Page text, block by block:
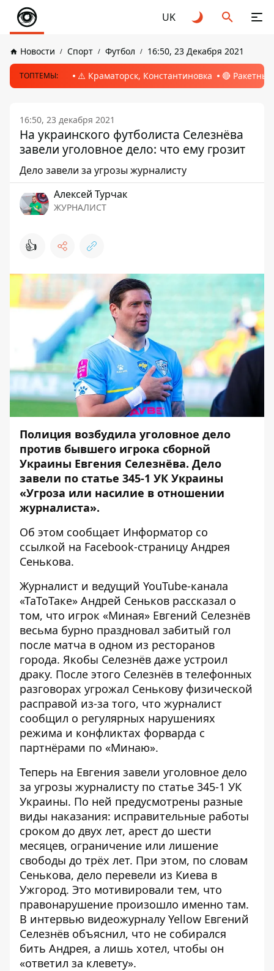
UK
Новости Спорт Футбол 16:50, 23 Декабря 2021
ТОПТЕМЫ: ⚠️ Краматорск, Константиновка 🔴
16:50, 23 декабря 2021
На украинского футболиста Селезнёва
завели уголовное дело: что ему грозит
Дело завели за угрозы журналисту
Алексей Турчак
ЖУРНАЛИСТ
👍
Полиция возбудила уголовное дело
против бывшего игрока сборной
Украины Евгения Селезнёва. Дело
завели по статье 345-1 УК Украины
«Угроза или насилие в отношении
журналиста».
Об этом сообщает Информатор со
ссылкой на Facebook-страницу Андрея
Сенькова.
Журналист и ведущий YouTube-канала
«ТаТоТаке» Андрей Сеньков рассказал о
том, что игрок «Миная» Евгений Селезнёв
весьма бурно праздновал забитый гол
после матча в одном из ресторанов
города. Якобы Селезнёв даже устроил
драку. После этого Селезнёв в телефонных
разговорах угрожал Сенькову физической
расправой из-за того, что журналист
сообщил о регулярных нарушениях
режима и конфликтах форварда с
партнёрами по «Минаю».
Теперь на Евгения завели уголовное дело
за угрозы журналисту по статье 345-1 УК
Украины. По ней предусмотрены разные
виды наказания: исправительные работы
сроком до двух лет, арест до шести
месяцев, ограничение или лишение
свободы до трёх лет. При этом, по словам
Сенькова, дело перевели из Киева в
Ужгород. Это мотивировали тем, что
правонарушение произошло именно там.
В интервью видеожурналу Yellow Евгений
Селезнёв объяснил, что не собирался
бить Андрея, а лишь хотел, чтобы он
«ответил за клевету».